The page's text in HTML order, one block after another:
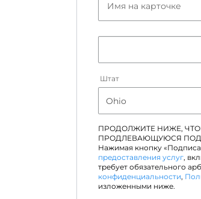
Имя на карточке
Штат
ПРОДОЛЖИТЕ НИЖЕ,
ПРОДЛЕВАЮЩУЮСЯ
Нажимая кнопку
предоставления услуг,
требует обязательного
конфиденциальности,
изложенными ниже.